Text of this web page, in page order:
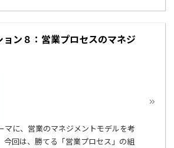
ン８：営業プロセスのマネジ
マに、営業のマネジメントモデルを考
今回は、勝てる「営業プロセス」の組